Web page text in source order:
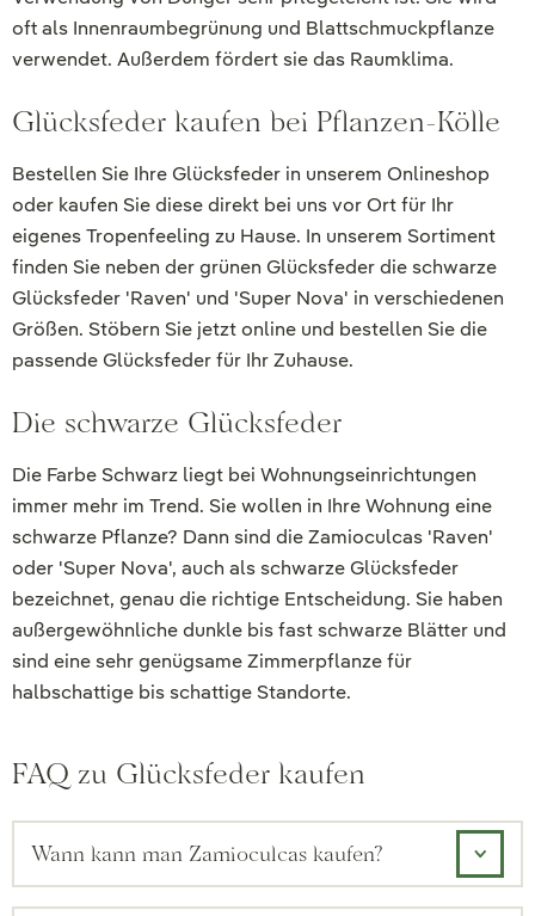
oft als Innenraumbegrünung und Blattschmuckpflanze
verwendet. Außerdem fördert sie das Raumklima.
Glücksfeder kaufen bei Pflanzen-Kölle
Bestellen Sie Ihre Glücksfeder in unserem Onlineshop
oder kaufen Sie diese direkt bei uns vor Ort für Ihr
eigenes Tropenfeeling zu Hause. In unserem Sortiment
finden Sie neben der grünen Glücksfeder die schwarze
Glücksfeder 'Raven' und 'Super Nova' in verschiedenen
Größen. Stöbern Sie jetzt online und bestellen Sie die
passende Glücksfeder für Ihr Zuhause.
Die schwarze Glücksfeder
Die Farbe Schwarz liegt bei Wohnungseinrichtungen
immer mehr im Trend. Sie wollen in Ihre Wohnung eine
schwarze Pflanze? Dann sind die Zamioculcas 'Raven'
oder 'Super Nova', auch als schwarze Glücksfeder
bezeichnet, genau die richtige Entscheidung. Sie haben
außergewöhnliche dunkle bis fast schwarze Blätter und
sind eine sehr genügsame Zimmerpflanze für
halbschattige bis schattige Standorte.
FAQ zu Glücksfeder kaufen
Wann kann man Zamioculcas kaufen?